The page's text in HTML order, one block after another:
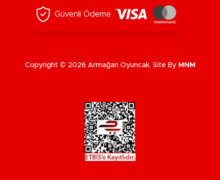
Güvenli Ödeme
Copyright © 2026 Armağan Oyuncak. Site By MNM